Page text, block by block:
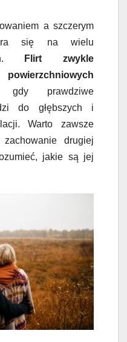
a szczerym
się na wielu
Flirt zwykle
prawdziwe
do głębszych i
Warto zawsze
drugiej
jakie są jej